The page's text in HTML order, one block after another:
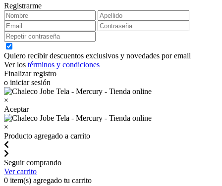
Registrarme
Quiero recibir descuentos exclusivos y novedades por email
Ver los términos y condiciones
Finalizar registro
o iniciar sesión
×
Aceptar
×
Producto agregado a carrito
Seguir comprando
Ver carrito
0 item(s) agregado tu carrito